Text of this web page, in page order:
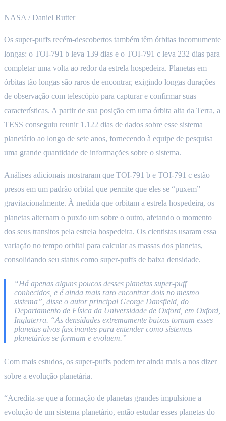
NASA / Daniel Rutter
Os super-puffs recém-descobertos também têm órbitas incomumente
longas: o TOI‑791 b leva 139 dias e o TOI‑791 c leva 232 dias para
completar uma volta ao redor da estrela hospedeira. Planetas em
órbitas tão longas são raros de encontrar, exigindo longas durações
de observação com telescópio para capturar e confirmar suas
características. A partir de sua posição em uma órbita alta da Terra, a
TESS conseguiu reunir 1.122 dias de dados sobre esse sistema
planetário ao longo de sete anos, fornecendo à equipe de pesquisa
uma grande quantidade de informações sobre o sistema.
Análises adicionais mostraram que TOI-791 b e TOI-791 c estão
presos em um padrão orbital que permite que eles se “puxem”
gravitacionalmente. À medida que orbitam a estrela hospedeira, os
planetas alternam o puxão um sobre o outro, afetando o momento
dos seus transitos pela estrela hospedeira. Os cientistas usaram essa
variação no tempo orbital para calcular as massas dos planetas,
consolidando seu status como super-puffs de baixa densidade.
“Há apenas alguns poucos desses planetas super-puff
conhecidos, e é ainda mais raro encontrar dois no mesmo
sistema”, disse o autor principal George Dansfield, do
Departamento de Física da Universidade de Oxford, em Oxford,
Inglaterra. “As densidades extremamente baixas tornam esses
planetas alvos fascinantes para entender como sistemas
planetários se formam e evoluem.”
Com mais estudos, os super-puffs podem ter ainda mais a nos dizer
sobre a evolução planetária.
“Acredita-se que a formação de planetas grandes impulsione a
evolução de um sistema planetário, então estudar esses planetas do